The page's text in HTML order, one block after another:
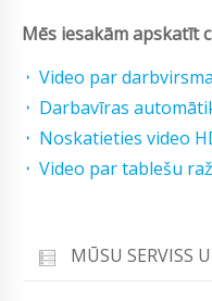
Mēs iesakām apskatīt
Video par
Darbavīras
Noskatieties video
Video par tablešu
MŪSU SERVISS